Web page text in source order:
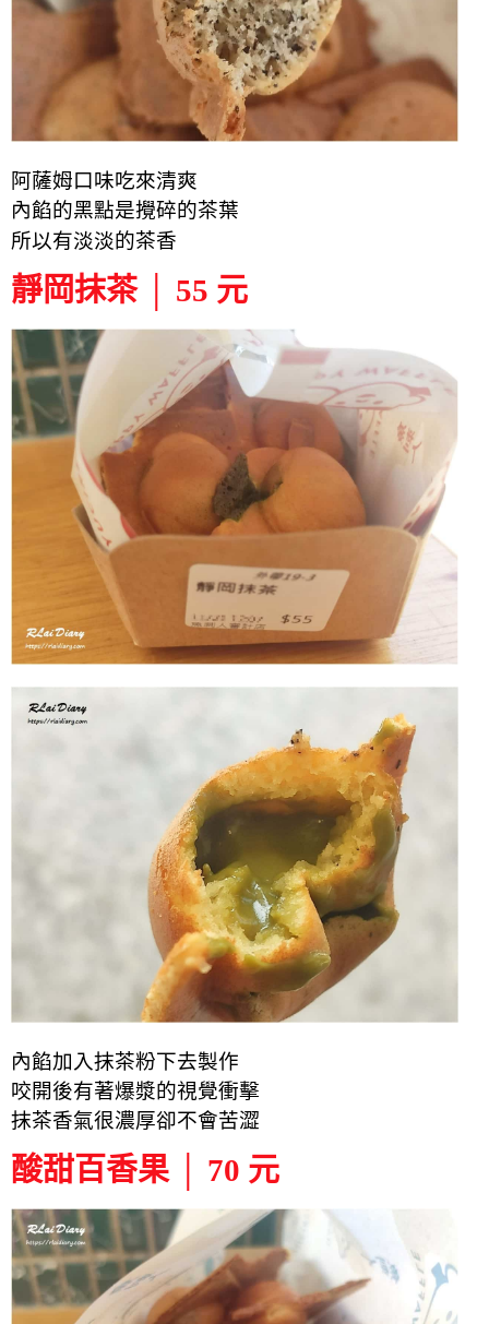
阿薩姆口味吃來清爽
內餡的黑點是攪碎的茶葉
所以有淡淡的茶香
靜岡抹茶 │ 55 元
內餡加入抹茶粉下去製作
咬開後有著爆漿的視覺衝擊
抹茶香氣很濃厚卻不會苦澀
酸甜百香果 │ 70 元